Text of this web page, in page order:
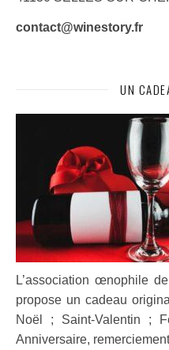
contact@winestory.fr
UN
L’association œnophile
propose un cadeau
Noël ; Saint-Valentin ;
Anniversaire,